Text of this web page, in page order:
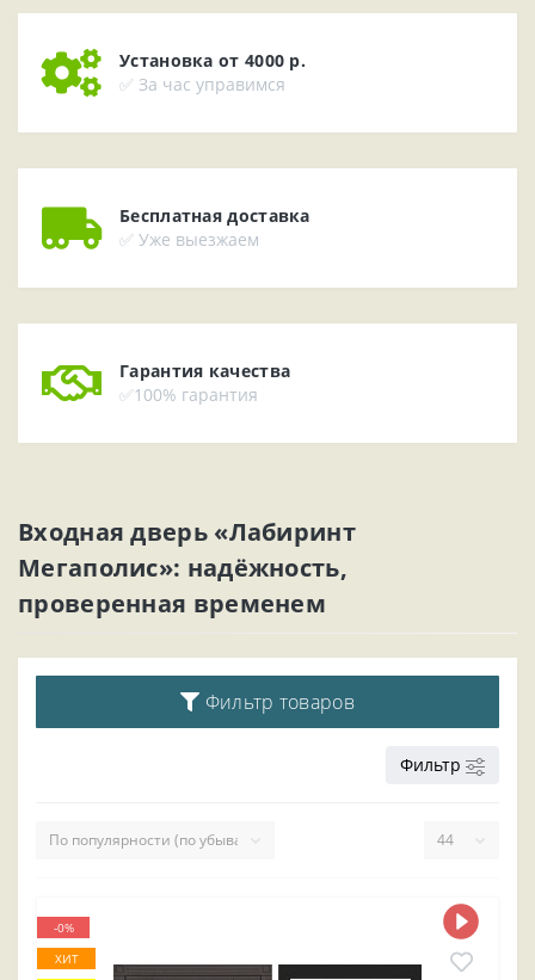
Установка от 4000 р.
✅ За час управимся
Бесплатная доставка
✅ Уже выезжаем
Гарантия качества
✅100% гарантия
Входная дверь «Лабиринт
Мегаполис»: надёжность,
проверенная временем
Фильтр товаров
Фильтр
-0%
ХИТ